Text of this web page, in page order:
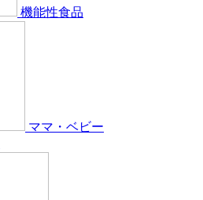
機能性食品
ママ・ベビー